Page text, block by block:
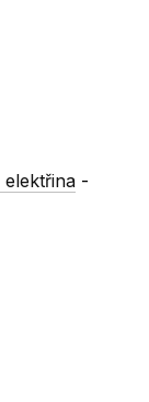
elektřina -